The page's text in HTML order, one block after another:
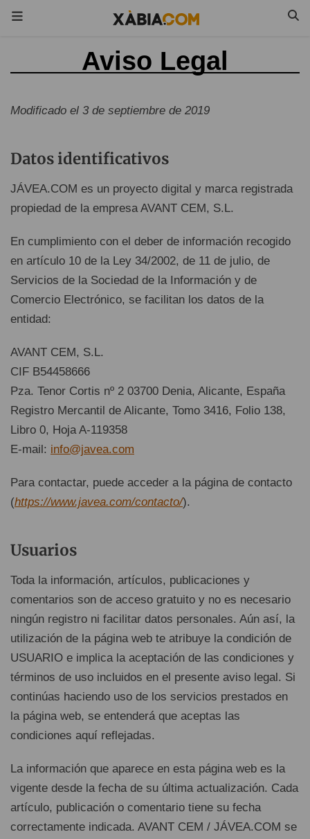
Aviso Legal
Modificado el 3 de septiembre de 2019
Datos identificativos
JÁVEA.COM es un proyecto digital y marca registrada
propiedad de la empresa AVANT CEM, S.L.
En cumplimiento con el deber de información recogido
en artículo 10 de la Ley 34/2002, de 11 de julio, de
Servicios de la Sociedad de la Información y de
Comercio Electrónico, se facilitan los datos de la
entidad:
AVANT CEM, S.L.
CIF B54458666
Pza. Tenor Cortis nº 2 03700 Denia, Alicante, España
Registro Mercantil de Alicante, Tomo 3416, Folio 138,
Libro 0, Hoja A-119358
E-mail: info@javea.com
Para contactar, puede acceder a la página de contacto
(https://www.javea.com/contacto/).
Usuarios
Toda la información, artículos, publicaciones y
comentarios son de acceso gratuito y no es necesario
ningún registro ni facilitar datos personales. Aún así, la
utilización de la página web te atribuye la condición de
USUARIO e implica la aceptación de las condiciones y
términos de uso incluidos en el presente aviso legal. Si
continúas haciendo uso de los servicios prestados en
la página web, se entenderá que aceptas las
condiciones aquí reflejadas.
La información que aparece en esta página web es la
vigente desde la fecha de su última actualización. Cada
artículo, publicación o comentario tiene su fecha
correctamente indicada. AVANT CEM / JÁVEA.COM se